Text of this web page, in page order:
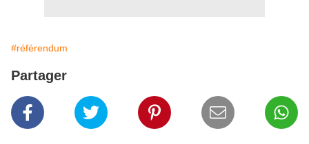
#référendum
Partager